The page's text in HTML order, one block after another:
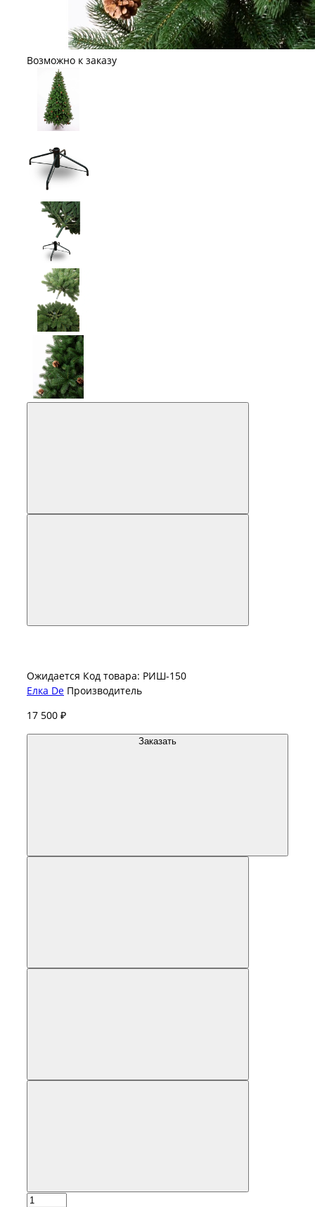
Возможно к заказу
Ожидается Код товара: РИШ-150
Елка De Производитель
17 500 ₽
Заказать